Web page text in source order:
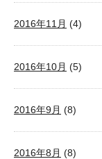
2016年11月 (4)
2016年10月 (5)
2016年9月 (8)
2016年8月 (8)